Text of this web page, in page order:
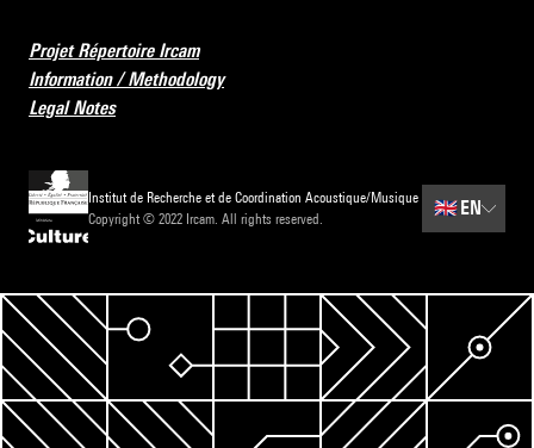
Projet Répertoire Ircam
Information / Methodology
Legal Notes
Institut de Recherche et de Coordination Acoustique/Musique
Copyright © 2022 Ircam. All rights reserved.
🇬🇧 EN